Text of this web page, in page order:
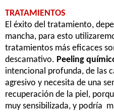
TRATAMIENTOS
El éxito del tratamiento,
mancha, para esto
tratamientos más eficaces
descamativo. Peeling
intencional profunda, de las
agresivo y necesita de una
recuperación de la piel,
muy sensibilizada, y podría